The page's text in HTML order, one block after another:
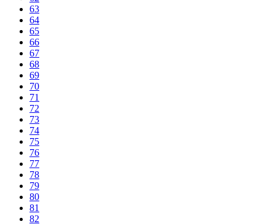
63
64
65
66
67
68
69
70
71
72
73
74
75
76
77
78
79
80
81
82